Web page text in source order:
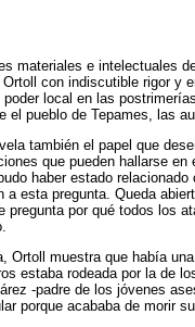
materiales e intelectuales
con indiscutible rigor y
poder local en las
el pueblo de Tepames, las
también el papel que
que pueden hallarse
haber estado
a esta pregunta. Queda
pregunta por qué todos los
Ortoll muestra que había
estaba rodeada por la de
-padre de los jóvenes
porque acababa de morir